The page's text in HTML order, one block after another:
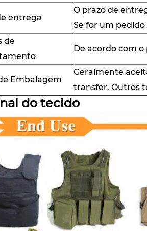
entrega
O prazo de
Se for um
de
De acordo com
Embalagem
Geralmente
transfer. Outros
do tecido